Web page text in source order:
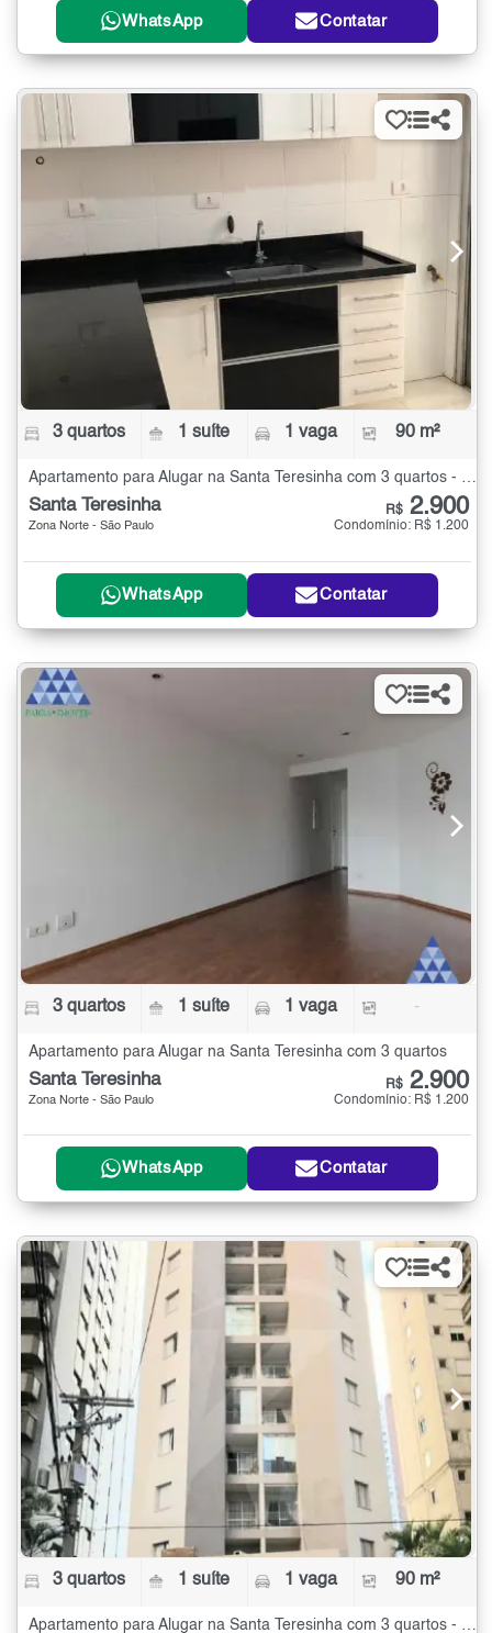
WhatsApp Contatar
3 quartos 1 suíte 1 vaga 90 m²
Apartamento para Alugar na Santa Teresinha com 3 quartos - 90 m²
Santa Teresinha
Zona Norte - São Paulo
R$ 2.900
Condomínio: R$ 1.200
WhatsApp Contatar
3 quartos 1 suíte 1 vaga -
Apartamento para Alugar na Santa Teresinha com 3 quartos
Santa Teresinha
Zona Norte - São Paulo
R$ 2.900
Condomínio: R$ 1.200
WhatsApp Contatar
3 quartos 1 suíte 1 vaga 90 m²